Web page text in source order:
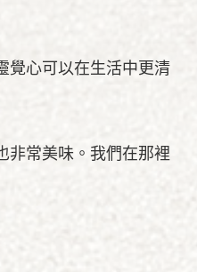
覺心可以在生活中更清
非常美味。我們在那裡